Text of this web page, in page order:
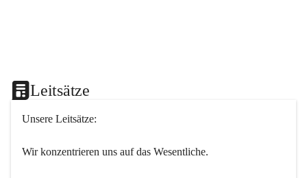
Leitsätze
Unsere Leitsätze:
Wir konzentrieren uns auf das Wesentliche.